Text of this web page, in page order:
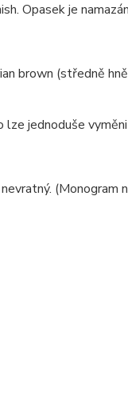
Opasek je
brown (středně
lze jednoduše
(Monogram